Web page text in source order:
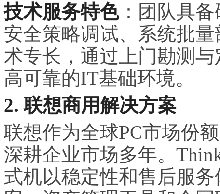
技术服务特色：团队具
安全策略调试、系统批
术专长，通过上门勘测
高可靠的IT基础环境。
2. 联想商用解决方案
联想作为全球PC市场份
深耕企业市场多年。
式机以稳定性和售后服